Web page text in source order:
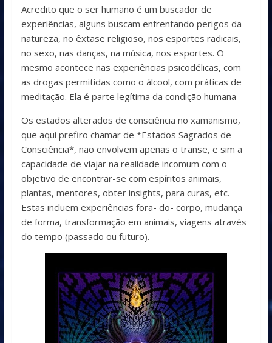
Acredito que o ser humano é um buscador de
experiências, alguns buscam enfrentando perigos da
natureza, no êxtase religioso, nos esportes radicais,
no sexo, nas danças, na música, nos esportes. O
mesmo acontece nas experiências psicodélicas, com
as drogas permitidas como o álcool, com práticas de
meditação. Ela é parte legítima da condição humana
Os estados alterados de consciência no xamanismo,
que aqui prefiro chamar de *Estados Sagrados de
Consciência*, não envolvem apenas o transe, e sim a
capacidade de viajar na realidade incomum com o
objetivo de encontrar-se com espíritos animais,
plantas, mentores, obter insights, para curas, etc.
Estas incluem experiências fora- do- corpo, mudança
de forma, transformação em animais, viagens através
do tempo (passado ou futuro).